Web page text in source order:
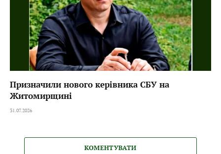
Призначили нового керівника СБУ на
Житомирщині
31.07.2026
КОМЕНТУВАТИ